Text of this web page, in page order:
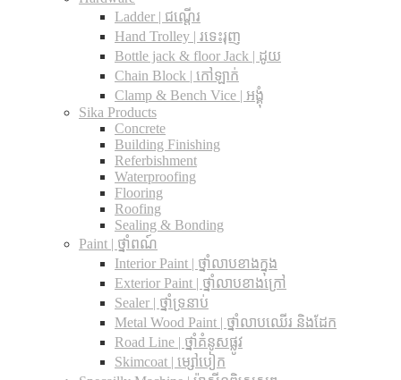
Ladder | ជណ្តើរ
Hand Trolley | រទេះរុញ
Bottle jack & floor Jack​ | ដូយ
Chain Block | កៅឡាក់
Clamp & Bench Vice | អង្គុំ
Sika Products
Concrete
Building Finishing
Referbishment
Waterproofing
Flooring
Roofing
Sealing & Bonding
Paint | ថ្នាំពណ៍
Interior Paint | ថ្នាំលាបខាងក្នុង
Exterior Paint | ថ្នាំលាបខាងក្រៅ
Sealer | ថ្នាំទ្រនាប់
Metal Wood Paint | ថ្នាំលាបឈើរ និងដែក
Road Line | ថ្នាំគំនូសផ្លូវ
Skimcoat | ម្សៅបៀក